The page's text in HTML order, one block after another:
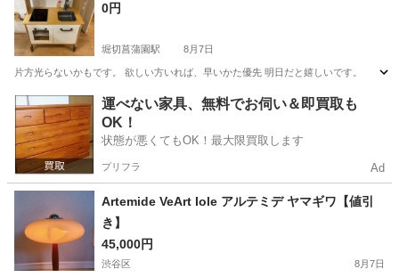
0円
堀切菖蒲園駅 8月7日
片方光らないかもです。 欲しい方いれば、早いかた優先 明日だと嬉しいです。
東京 葛飾区 堀切菖蒲園駅 その他
運べない家具、無料でお伺い＆即買取も
OK！
状態が悪くてもOK！最大限買取します
プリフラ Ad
Artemide VeArt Iole アルテミデ ヤマギワ【値引
き】
45,000円
渋谷区 8月7日